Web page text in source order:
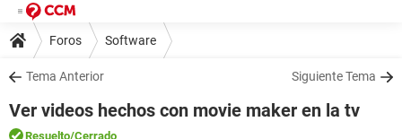
Foros Software
Tema Anterior Siguiente Tema
Ver videos hechos con movie maker en la tv
Resuelto/Cerrado